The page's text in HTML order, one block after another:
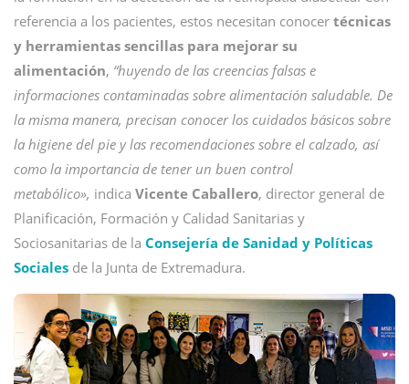
referencia a los pacientes, estos necesitan conocer técnicas
y herramientas sencillas para mejorar su
alimentación, “huyendo de las creencias falsas e
informaciones contaminadas sobre alimentación saludable. De
la misma manera, precisan conocer los cuidados básicos sobre
la higiene del pie y las recomendaciones sobre el calzado, así
como la importancia de tener un buen control
metabólico», indica Vicente Caballero, director general de
Planificación, Formación y Calidad Sanitarias y
Sociosanitarias de la Consejería de Sanidad y Políticas
Sociales de la Junta de Extremadura.